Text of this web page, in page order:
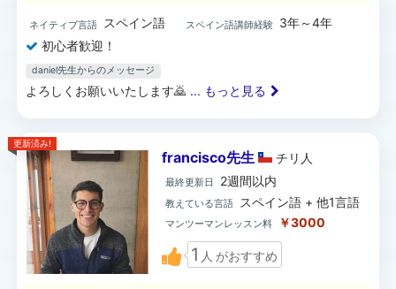
ネイティブ言語 スペイン語 スペイン語講師経験
3年～4年
初心者歓迎！
daniel先生からのメッセージ
よろしくお願いいたします🙇 ... もっと見る
更新済み!
francisco先生 チリ 人
最終更新日 2週間以内
教えている言語 スペイン語 + 他1言語
マンツーマンレッスン料 ￥3000
1 人 がおすすめ